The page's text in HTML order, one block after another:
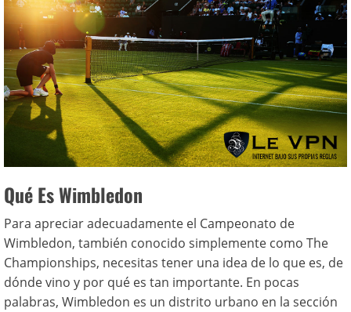
Qué Es Wimbledon
Para apreciar adecuadamente el Campeonato de
Wimbledon, también conocido simplemente como The
Championships, necesitas tener una idea de lo que es, de
dónde vino y por qué es tan importante. En pocas
palabras, Wimbledon es un distrito urbano en la sección